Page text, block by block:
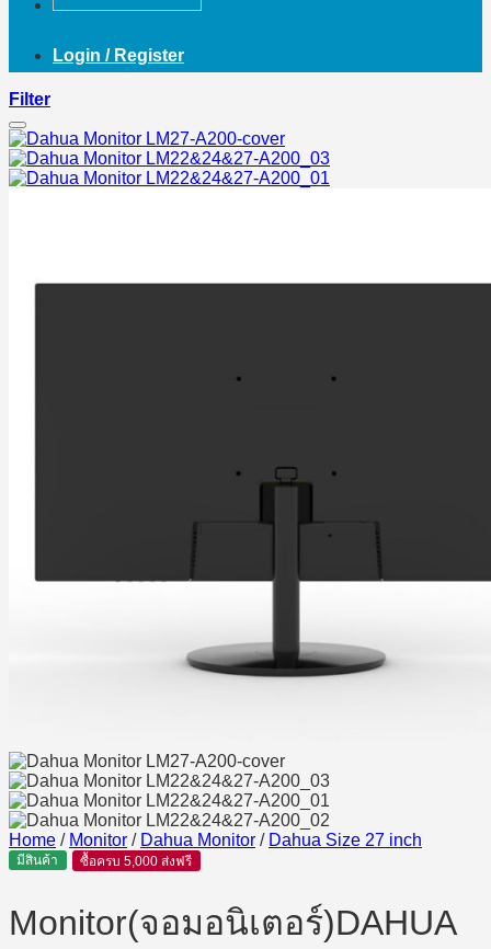
Login / Register
Filter
Home / Monitor / Dahua Monitor / Dahua Size 27 inch
มีสินค้า ซื้อครบ 5,000 ส่งฟรี
Monitor(จอมอนิเตอร์)DAHUA